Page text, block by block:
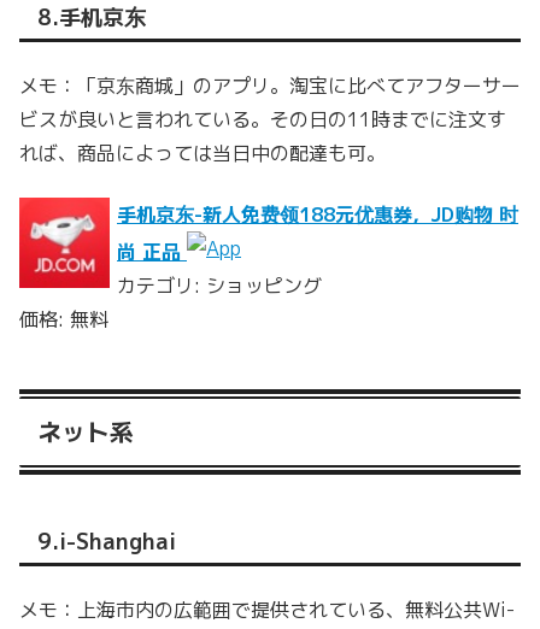
8.手机京东
メモ：「京东商城」のアプリ。淘宝に比べてアフターサー
ビスが良いと言われている。その日の11時までに注文す
れば、商品によっては当日中の配達も可。
手机京东-新人免费领188元优惠券，JD购物 时
尚 正品
カテゴリ: ショッピング
価格: 無料
ネット系
9.i-Shanghai
メモ：上海市内の広範囲で提供されている、無料公共Wi-